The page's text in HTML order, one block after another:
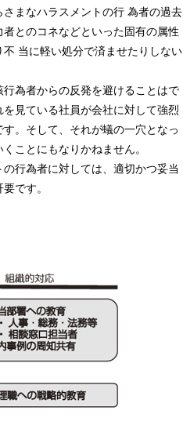
まなハラスメントの行 為者の過去
とのコネなどといった固有の属性
当に軽い処分で済ませたりしない
為者からの反発を避けることはで
見ている社員が会社に対して強烈
。そして、それが蟻の一穴となっ
ことにもなりかねません。
行為者に対しては、適切かつ妥当
です。